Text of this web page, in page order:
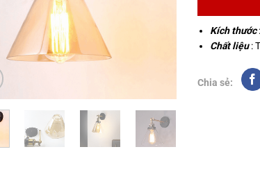
Kích thước
Chất liệu:
Chia sẻ: